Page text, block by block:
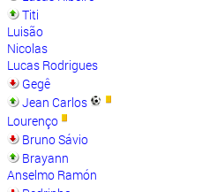
Titi
Luisão
Nicolas
Lucas Rodrigues
Gegê
Jean Carlos
Lourenço
Bruno Sávio
Brayann
Anselmo Ramón